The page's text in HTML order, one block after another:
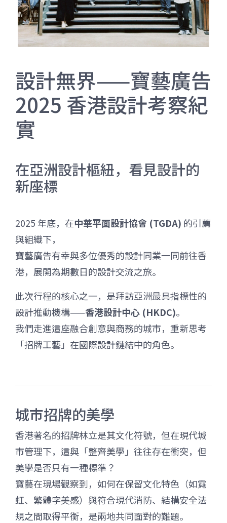
設計無界——寶藝廣告
2025 香港設計考察紀
實
在亞洲設計樞紐，看見設計的
新座標
2025 年底，在中華平面設計協會 (TGDA) 的引薦
與組織下，
寶藝廣告有幸與多位優秀的設計同業一同前往香
港，展開為期數日的設計交流之旅。
此次行程的核心之一，是拜訪亞洲最具指標性的
設計推動機構——香港設計中心 (HKDC)。
我們走進這座融合創意與商務的城市，重新思考
「招牌工藝」在國際設計鏈結中的角色。
城市招牌的美學
香港著名的招牌林立是其文化符號，但在現代城
市管理下，這與「整齊美學」往往存在衝突，但
美學是否只有一種標準？
寶藝在現場觀察到，如何在保留文化特色（如霓
虹、繁體字美感）與符合現代消防、結構安全法
規之間取得平衡，是兩地共同面對的難題。